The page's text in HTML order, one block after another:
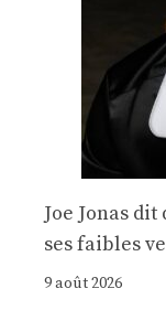
Joe Jonas
ses faibles
9 août 2026